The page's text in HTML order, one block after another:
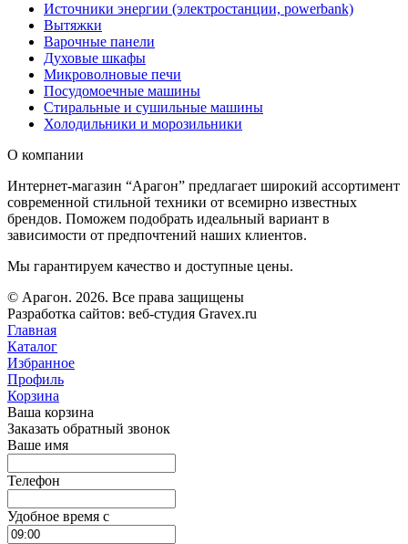
Источники энергии (электростанции, powerbank)
Вытяжки
Варочные панели
Духовые шкафы
Микроволновые печи
Посудомоечные машины
Стиральные и сушильные машины
Холодильники и морозильники
О компании
Интернет-магазин “Арагон” предлагает широкий ассортимент
современной стильной техники от всемирно известных
брендов. Поможем подобрать идеальный вариант в
зависимости от предпочтений наших клиентов.
Мы гарантируем качество и доступные цены.
© Арагон. 2026. Все права защищены
Разработка сайтов: веб-студия Gravex.ru
Главная
Каталог
Избранное
Профиль
Корзина
Ваша корзина
Заказать обратный звонок
Ваше имя
Телефон
Удобное время c